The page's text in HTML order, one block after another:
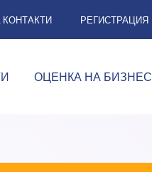
КОНТАКТИ РЕГИСТРАЦИЯ
ОЦЕНКА НА БИЗНЕС